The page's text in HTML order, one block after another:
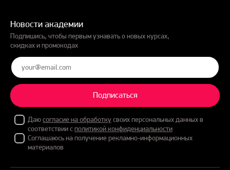
Новости академии
Подпишись, чтобы первым узнавать о новых курсах,
скидках и промокодах
Подписаться
Даюсогласие на обработкусвоих персональных данных в
соответствии сполитикой конфиденциальности
Соглашаюсь на получение рекламно-информационных
материалов